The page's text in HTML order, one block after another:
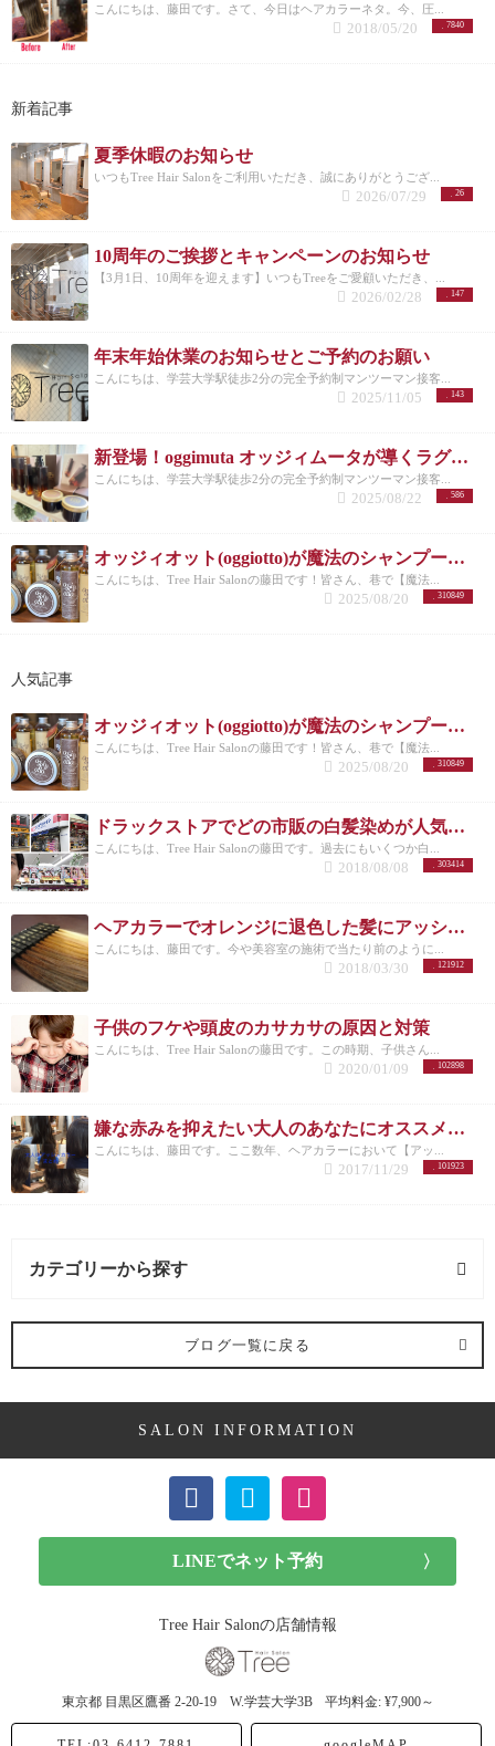
こんにちは、藤田です。さて、今日はヘアカラーネタ。今、圧...
7840
2018/05/20
新着記事
夏季休暇のお知らせ
いつもTree Hair Salonをご利用いただき、誠にありがとうござ...
26
2026/07/29
10周年のご挨拶とキャンペーンのお知らせ
【3月1日、10周年を迎えます】いつもTreeをご愛顧いただき、...
147
2026/02/28
年末年始休業のお知らせとご予約のお願い
こんにちは、学芸大学駅徒歩2分の完全予約制マンツーマン接客...
143
2025/11/05
新登場！oggimuta オッジィムータが導くラグジュアリーな髪の未来
こんにちは、学芸大学駅徒歩2分の完全予約制マンツーマン接客...
586
2025/08/22
オッジィオット(oggiotto)が魔法のシャンプーと呼ばれる理由！取扱店だからこそ分かる髪質改善力
こんにちは、Tree Hair Salonの藤田です！皆さん、巷で【魔法...
310849
2025/08/20
人気記事
オッジィオット(oggiotto)が魔法のシャンプーと呼ばれる理由！取扱店だからこそ分かる髪質改善力
こんにちは、Tree Hair Salonの藤田です！皆さん、巷で【魔法...
310849
2025/08/20
ドラックストアでどの市販の白髪染めが人気なのか美容師がリサーチしてランキングにした。
こんにちは、Tree Hair Salonの藤田です。過去にもいくつか白...
303414
2018/08/08
ヘアカラーでオレンジに退色した髪にアッシュのすすめ
こんにちは、藤田です。今や美容室の施術で当たり前のように...
121912
2018/03/30
子供のフケや頭皮のカサカサの原因と対策
こんにちは、Tree Hair Salonの藤田です。この時期、子供さん...
102898
2020/01/09
嫌な赤みを抑えたい大人のあなたにオススメしたいヘアカラー【アッシュ】
こんにちは、藤田です。ここ数年、ヘアカラーにおいて【アッ...
101923
2017/11/29
カテゴリーから探す
髪型 (54記事)
メンズカット (7記事)
ヘアドネーション (1記事)
ブログ一覧に戻る
SALON INFORMATION
Tree Hair Salonの店舗情報
東京都 目黒区鷹番 2-20-19 W.学芸大学3B 平均料金: ¥7,900～